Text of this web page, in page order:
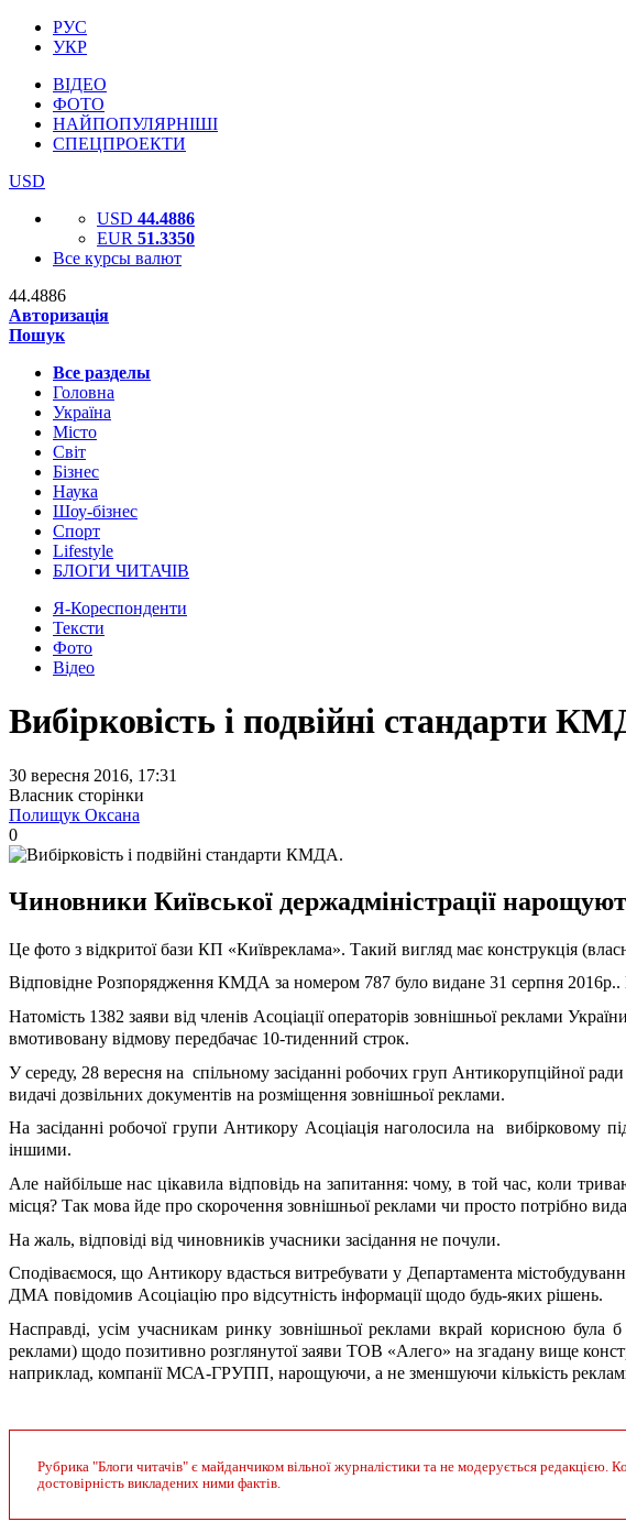
РУС
УКР
ВІДЕО
ФОТО
НАЙПОПУЛЯРНІШІ
СПЕЦПРОЕКТИ
USD
USD 44.4886
EUR 51.3350
Все курсы валют
44.4886
Авторизація
Пошук
Все разделы
Головна
Україна
Місто
Світ
Бізнес
Наука
Шоу-бізнес
Спорт
Lifestyle
БЛОГИ ЧИТАЧІВ
Я-Кореспонденти
Тексти
Фото
Відео
Вибірковість і подвійні стандарти
30 вересня 2016, 17:31
Власник сторінки
Полищук Оксана
0
Чиновники Київської держадміністрації
Це фото з відкритої бази КП «Київреклама». Такий вигляд має конструкція
Відповідне Розпорядження КМДА за номером 787 було видане 31 серпня
Натомість 1382 заяви від членів Асоціації операторів зовнішньої реклами
вмотивовану відмову передбачає 10-тиденний строк.
У середу, 28 вересня на  спільному засіданні робочих груп Антикорупційної
видачі дозвільних документів на розміщення зовнішньої реклами.
На засіданні робочої групи Антикору Асоціація наголосила на  вибірковому
іншими.
Але найбільше нас цікавила відповідь на запитання: чому, в той час, коли
місця? Так мова йде про скорочення зовнішньої реклами чи просто потрібно
На жаль, відповіді від чиновників учасники засідання не почули.
Сподіваємося, що Антикору вдасться витребувати у Департамента
ДМА повідомив Асоціацію про відсутність інформації щодо будь-яких рішень.
Насправді, усім учасникам ринку зовнішньої реклами вкрай корисною була
реклами) щодо позитивно розглянутої заяви ТОВ «Алего» на згадану вище
наприклад, компанії МСА-ГРУПП, нарощуючи, а не зменшуючи кількість
Рубрика "Блоги читачів" є майданчиком вільної журналістики та не модерується редакцією.
достовірність викладених ними фактів.